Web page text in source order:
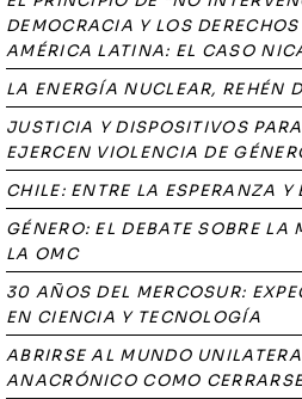
DEMOCRACIA Y LOS
AMÉRICA LATINA: EL CASO
LA ENERGÍA NUCLEAR, REHÉN
JUSTICIA Y DISPOSITIVOS
EJERCEN VIOLENCIA DE
CHILE: ENTRE LA ESPERANZA Y
GÉNERO: EL DEBATE SOBRE LA
LA OMC
30 AÑOS DEL MERCOSUR:
EN CIENCIA Y TECNOLOGÍA
ABRIRSE AL MUNDO
ANACRÓNICO COMO